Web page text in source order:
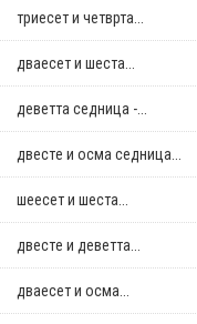
триесет и четврта...
дваесет и шеста...
деветта седница -...
двестe и осма седница...
шеесет и шеста...
двестe и деветта...
дваесет и осма...